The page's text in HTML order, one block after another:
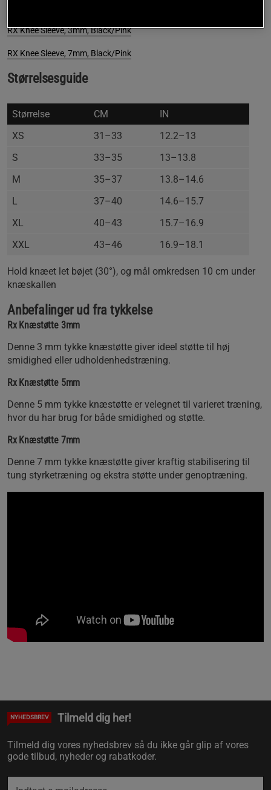
RX Knee Sleeve, 3mm, Black/Pink
RX Knee Sleeve, 7mm, Black/Pink
Størrelsesguide
Størrelse CM
IN
XS
31–33
12.2–13
S
33–35
13–13.8
M
35–37
13.8–14.6
L
37–40
14.6–15.7
XL
40–43
15.7–16.9
XXL
43–46 16.9–18.1
Hold knæet let bøjet (30°), og mål omkredsen 10 cm under
knæskallen
Anbefalinger ud fra tykkelse
Rx Knæstøtte 3mm
Denne 3 mm tykke knæstøtte giver ideel støtte til høj
smidighed eller udholdenhedstræning.
Rx Knæstøtte 5mm
Denne 5 mm tykke knæstøtte er velegnet til varieret træning,
hvor du har brug for både smidighed og støtte.
Rx Knæstøtte 7mm
Denne 7 mm tykke knæstøtte giver kraftig stabilisering til
tung styrketræning og ekstra støtte under genoptræning.
NYHEDSBREV Tilmeld dig her!
Tilmeld dig vores nyhedsbrev så du ikke går glip af vores
gode tilbud, nyheder og rabatkoder.